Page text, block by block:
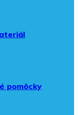
pomôcky